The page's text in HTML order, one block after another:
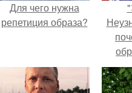
Для чего нужна
репетиция образа?